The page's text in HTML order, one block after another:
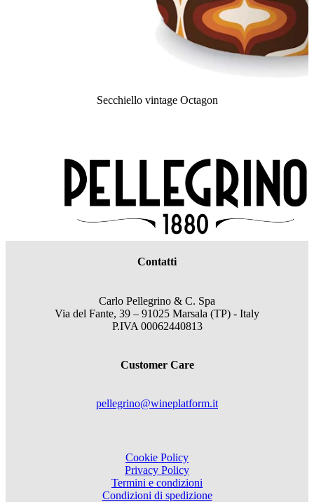
Secchiello vintage Octagon
Contatti
Carlo Pellegrino & C. Spa
Via del Fante, 39 – 91025 Marsala (TP) - Italy
P.IVA 00062440813
Customer Care
pellegrino@wineplatform.it
Cookie Policy
Privacy Policy
Termini e condizioni
Condizioni di spedizione